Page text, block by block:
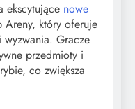
ekscytujące nowe
który oferuje
Gracze
przedmioty i
co zwiększa